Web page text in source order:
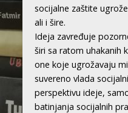
socijalne zaštite
ali i šire.
Ideja zavređuje
širi sa ratom uhakanih
one koje ugrožavaju
suvereno vlada
perspektivu ideje,
batinjanja socijalnih